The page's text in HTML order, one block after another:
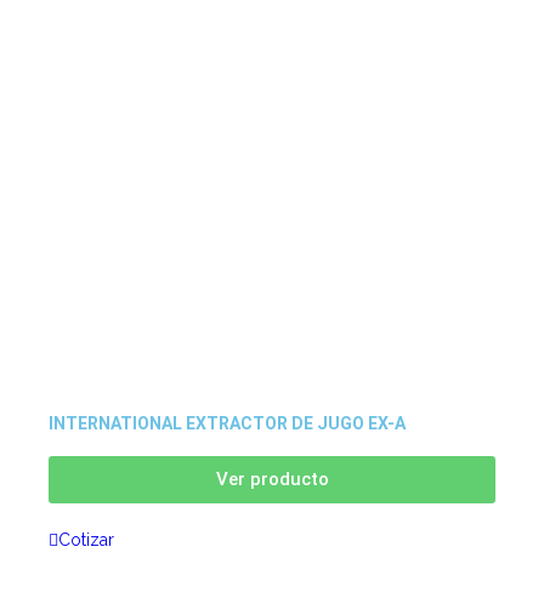
INTERNATIONAL EXTRACTOR DE JUGO EX-A
Ver producto
Cotizar